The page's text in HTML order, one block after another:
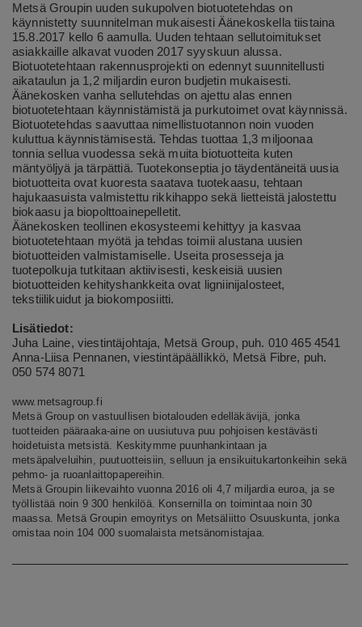
Metsä Groupin uuden sukupolven biotuotetehdas on
käynnistetty suunnitelman mukaisesti Äänekoskella tiistaina
15.8.2017 kello 6 aamulla. Uuden tehtaan sellutoimitukset
asiakkaille alkavat vuoden 2017 syyskuun alussa.
Biotuotetehtaan rakennusprojekti on edennyt suunnitellusti
aikataulun ja 1,2 miljardin euron budjetin mukaisesti.
Äänekosken vanha sellutehdas on ajettu alas ennen
biotuotetehtaan käynnistämistä ja purkutoimet ovat käynnissä.
Biotuotetehdas saavuttaa nimellistuotannon noin vuoden
kuluttua käynnistämisestä. Tehdas tuottaa 1,3 miljoonaa
tonnia sellua vuodessa sekä muita biotuotteita kuten
mäntyöljyä ja tärpättiä. Tuotekonseptia jo täydentäneitä uusia
biotuotteita ovat kuoresta saatava tuotekaasu, tehtaan
hajukaasuista valmistettu rikkihappo sekä lietteistä jalostettu
biokaasu ja biopolttoainepelletit.
Äänekosken teollinen ekosysteemi kehittyy ja kasvaa
biotuotetehtaan myötä ja tehdas toimii alustana uusien
biotuotteiden valmistamiselle. Useita prosesseja ja
tuotepolkuja tutkitaan aktiivisesti, keskeisiä uusien
biotuotteiden kehityshankkeita ovat ligniinijalosteet,
tekstiilikuidut ja biokomposiitti.
Lisätiedot:
Juha Laine, viestintäjohtaja, Metsä Group, puh. 010 465 4541
Anna-Liisa Pennanen, viestintäpäällikkö, Metsä Fibre, puh.
050 574 8071
www.metsagroup.fi
Metsä Group on vastuullisen biotalouden edelläkävijä, jonka
tuotteiden pääraaka-aine on uusiutuva puu pohjoisen kestävästi
hoidetuista metsistä. Keskitymme puunhankintaan ja
metsäpalveluihin, puutuotteisiin, selluun ja ensikuitukartonkeihin sekä
pehmo- ja ruoanlaittopapereihin.
Metsä Groupin liikevaihto vuonna 2016 oli 4,7 miljardia euroa, ja se
työllistää noin 9 300 henkilöä. Konsernilla on toimintaa noin 30
maassa. Metsä Groupin emoyritys on Metsäliitto Osuuskunta, jonka
omistaa noin 104 000 suomalaista metsänomistajaa.